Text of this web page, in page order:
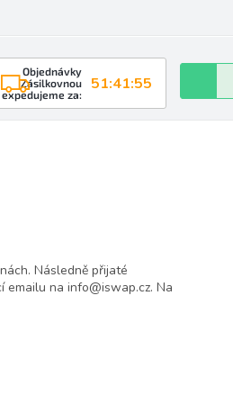
Objednávky
Zásilkovnou
expedujeme za:
51:41:55
Následně přijaté
na info@iswap.cz. Na